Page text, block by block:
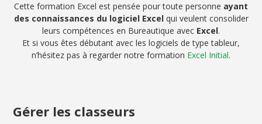
Cette formation Excel est pensée pour toute personne ayant
des connaissances du logiciel Excelqui veulent consolider
leurs compétences en Bureautique avec Excel.
Et si vous êtes débutant avec les logiciels de type tableur,
n’hésitez pas à regarder notre formation Excel Initial.
Gérer les classeurs